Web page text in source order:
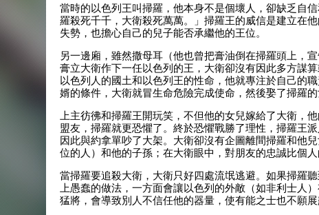
當時的以色列王叫掃羅，他本身不是個壞人，卻缺乏自
羅殺死千千，大衛殺死萬萬。」掃羅王的威信是建立在
失勢，也擔心自己的兒子能否承繼他的王位。
另一邊廂，雖然撒母耳（他也曾把膏油倒在掃羅頭上，
膏立大衛作下一任以色列的王，大衛卻沒有因此多方謀
以色列人的國土和以色列王的性命，他就專注於自己的
婿的條件，大衛就冒生命危險完成使命，然後娶了掃羅的
上主彷彿和掃羅王開玩笑，不但他的女兒嫁給了大衛，
盟友，掃羅就更恐懼了。終於恐懼戰勝了理性，掃羅王
因此與約拿單吵了大架。大衛卻沒有企圖離間掃羅和他
位的人）和他的子孫；在大衛眼中，對朋友的忠誠比個人
當掃羅要追殺大衛，大衛只好四處流氓逃避。如果掃羅
上愚蠢的做法，一方面會讓以色列的外敵（如非利士人
猛將，會導致別人不信任他的器量，使有能之士也不願展